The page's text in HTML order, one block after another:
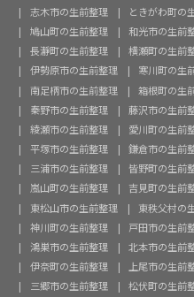
志木市の生前整理
ときがわ町の
鳩山町の生前整理
和光市の生前
長瀞町の生前整理
横瀬町の生前
伊勢原市の生前整理
寒川町の生
南足柄市の生前整理
箱根町の生
秦野市の生前整理
藤沢市の生前
綾瀬市の生前整理
愛川町の生前
平塚市の生前整理
鎌倉市の生前
三浦市の生前整理
皆野町の生前
嵐山町の生前整理
吉見町の生前
東松山市の生前整理
東秩父村の
神川町の生前整理
戸田市の生前
鴻巣市の生前整理
北本市の生前
伊奈町の生前整理
上尾市の生前
三郷市の生前整理
松伏町の生前